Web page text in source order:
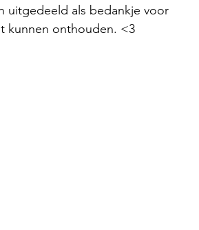
uitgedeeld als bedankje voor
kunnen onthouden. <3